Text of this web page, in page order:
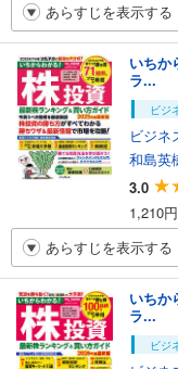
あらすじを表示する
いちか
ラ...
ビジ
ビジネ
和島英
3.0
1,210
あらすじを表示する
いち
ラ...
ビジ